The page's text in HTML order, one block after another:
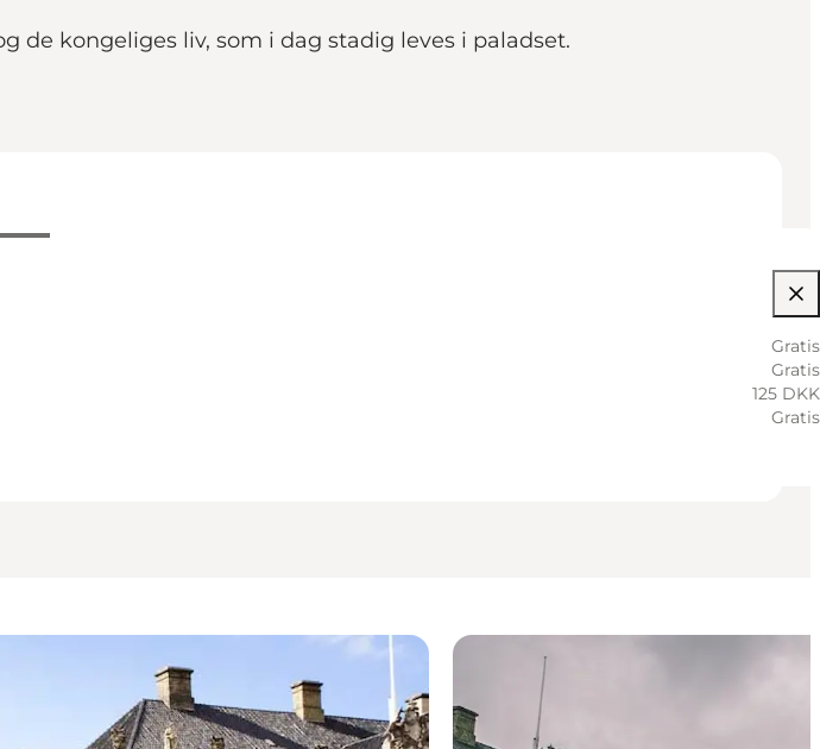
de kongeliges liv, som i dag stadig leves i paladset.
Gratis
Gratis
125 DKK
Gratis